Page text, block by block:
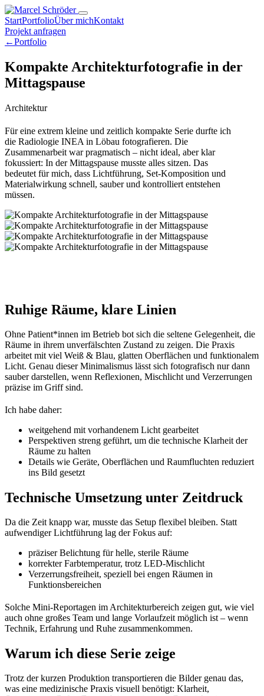
StartPortfolioÜber michKontakt
Projekt anfragen
←Portfolio
Kompakte Architekturfotografie in der
Mittagspause
Architektur
Für eine extrem kleine und zeitlich kompakte Serie durfte ich
die Radiologie INEA in Löbau fotografieren. Die
Zusammenarbeit war pragmatisch – nicht ideal, aber klar
fokussiert: In der Mittagspause musste alles sitzen. Das
bedeutet für mich, dass Lichtführung, Set-Komposition und
Materialwirkung schnell, sauber und kontrolliert entstehen
müssen.
Ruhige Räume, klare Linien
Ohne Patient*innen im Betrieb bot sich die seltene Gelegenheit, die
Räume in ihrem unverfälschten Zustand zu zeigen. Die Praxis
arbeitet mit viel Weiß & Blau, glatten Oberflächen und funktionalem
Licht. Genau dieser Minimalismus lässt sich fotografisch nur dann
sauber darstellen, wenn Reflexionen, Mischlicht und Verzerrungen
präzise im Griff sind.
Ich habe daher:
weitgehend mit vorhandenem Licht gearbeitet
Perspektiven streng geführt, um die technische Klarheit der
Räume zu halten
Details wie Geräte, Oberflächen und Raumfluchten reduziert
ins Bild gesetzt
Technische Umsetzung unter Zeitdruck
Da die Zeit knapp war, musste das Setup flexibel bleiben. Statt
aufwendiger Lichtführung lag der Fokus auf:
präziser Belichtung für helle, sterile Räume
korrekter Farbtemperatur, trotz LED‑Mischlicht
Verzerrungsfreiheit, speziell bei engen Räumen in
Funktionsbereichen
Solche Mini-Reportagen im Architekturbereich zeigen gut, wie viel
auch ohne großes Team und lange Vorlaufzeit möglich ist – wenn
Technik, Erfahrung und Ruhe zusammenkommen.
Warum ich diese Serie zeige
Trotz der kurzen Produktion transportieren die Bilder genau das,
was eine medizinische Praxis visuell benötigt: Klarheit,